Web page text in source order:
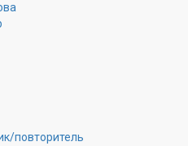
повторитель